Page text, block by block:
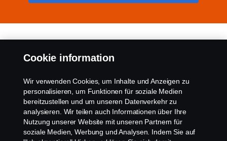
Produkte
Dienstleistungen
Über Scania
Cookie information
Wir verwenden Cookies, um Inhalte und Anzeigen zu
personalisieren, um Funktionen für soziale Medien
bereitzustellen und um unseren Datenverkehr zu
analysieren. Wir teilen auch Informationen über Ihre
Nutzung unserer Website mit unseren Partnern für
soziale Medien, Werbung und Analysen. Indem Sie auf